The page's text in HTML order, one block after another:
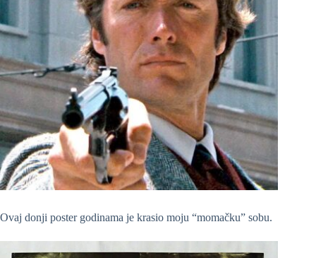
Ovaj donji poster godinama je krasio moju “momačku” sobu.